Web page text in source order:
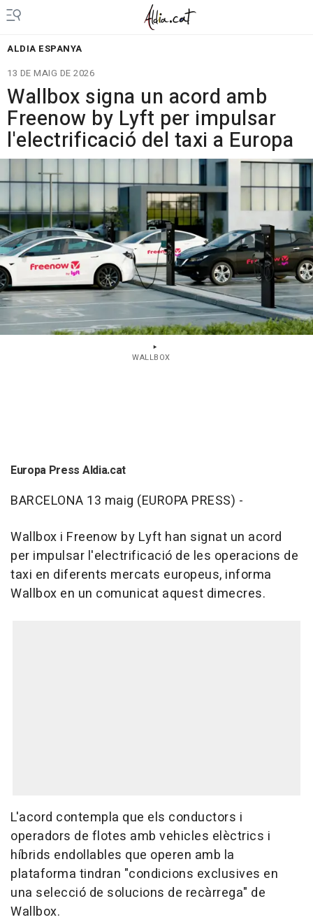
ALDIA ESPANYA
13 DE MAIG DE 2026
Wallbox signa un acord amb
Freenow by Lyft per impulsar
l'electrificació del taxi a Europa
WALLBOX
Europa Press Aldia.cat
BARCELONA 13 maig (EUROPA PRESS) -
Wallbox i Freenow by Lyft han signat un acord
per impulsar l'electrificació de les operacions de
taxi en diferents mercats europeus, informa
Wallbox en un comunicat aquest dimecres.
L'acord contempla que els conductors i
operadors de flotes amb vehicles elèctrics i
híbrids endollables que operen amb la
plataforma tindran "condicions exclusives en
una selecció de solucions de recàrrega" de
Wallbox.